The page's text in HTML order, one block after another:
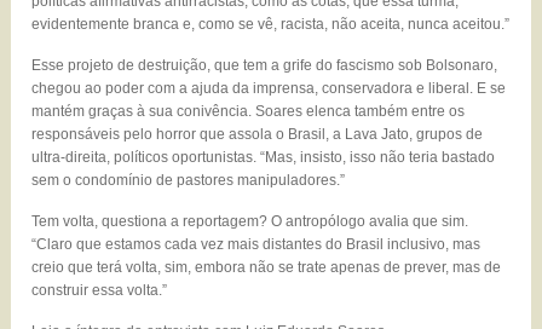
evidentemente branca e, como se vê, racista, não aceita, nunca aceitou.”
Esse projeto de destruição, que tem a grife do fascismo sob Bolsonaro,
chegou ao poder com a ajuda da imprensa, conservadora e liberal. E se
mantém graças à sua conivência. Soares elenca também entre os
responsáveis pelo horror que assola o Brasil, a Lava Jato, grupos de
ultra-direita, políticos oportunistas. “Mas, insisto, isso não teria bastado
sem o condomínio de pastores manipuladores.”
Tem volta, questiona a reportagem? O antropólogo avalia que sim.
“Claro que estamos cada vez mais distantes do Brasil inclusivo, mas
creio que terá volta, sim, embora não se trate apenas de prever, mas de
construir essa volta.”